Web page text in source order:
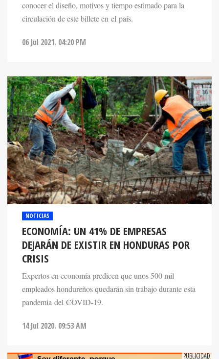
conocer el diseño, motivos y tiempo estimado para la
circulación de este billete en el país.
06 Jul 2021. 04:20 PM
NOTICIAS
ECONOMÍA: UN 41% DE EMPRESAS
DEJARÁN DE EXISTIR EN HONDURAS POR
CRISIS
Expertos en economía predicen que unos 500 mil
empleados hondureños quedarán sin trabajo durante esta
pandemia del COVID-19.
14 Jul 2020. 09:53 AM